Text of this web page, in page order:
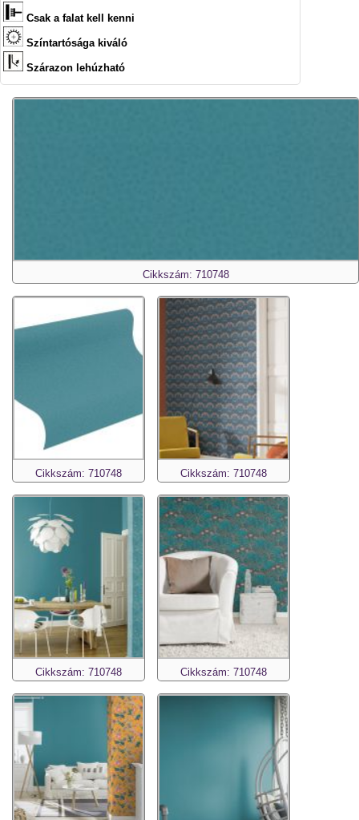
Csak a falat kell kenni
Színtartósága kiváló
Szárazon lehúzható
Cikkszám: 710748
Cikkszám: 710748 Cikkszám: 710748
Cikkszám: 710748 Cikkszám: 710748